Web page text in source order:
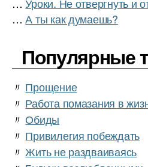
…А ты как думаешь?
Популярные
〃 Прощение
〃 Работа помазания в
〃 Обиды
〃 Привилегия побеждать
〃 Жить не раздваиваясь